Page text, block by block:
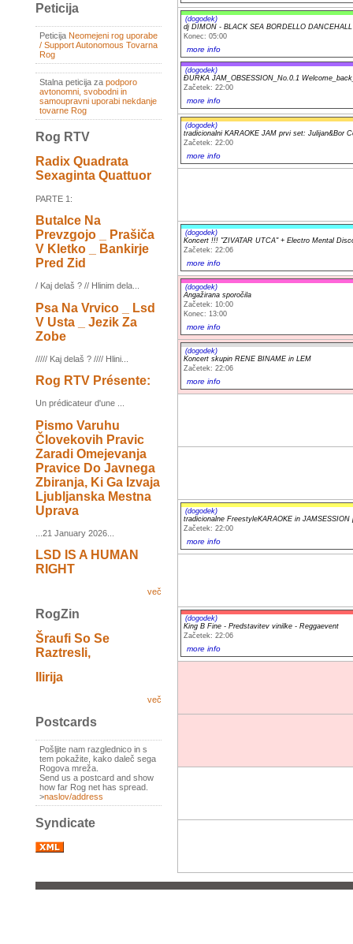
Peticija
Peticija Neomejeni rog uporabe
/ Support Autonomous Tovarna
Rog
Stalna peticija za podporo
avtonomni, svobodni in
samoupravni uporabi nekdanje
tovarne Rog
Rog RTV
Radix Quadrata
Sexaginta Quattuor
PARTE 1:
Butalce Na
Prevzgojo _ Prašiča
V Kletko _ Bankirje
Pred Zid
/ Kaj delaš ? // Hlinim dela...
Psa Na Vrvico _ Lsd
V Usta _ Jezik Za
Zobe
///// Kaj delaš ? //// Hlini...
Rog RTV Présente:
Un prédicateur d'une ...
Pismo Varuhu
Človekovih Pravic
Zaradi Omejevanja
Pravice Do Javnega
Zbiranja, Ki Ga Izvaja
Ljubljanska Mestna
Uprava
...21 January 2026...
LSD IS A HUMAN
RIGHT
več
RogZin
Šraufi So Se
Raztresli,
Ilirija
več
Postcards
Pošljite nam razglednico in s
tem pokažite, kako daleč sega
Rogova mreža.
Send us a postcard and show
how far Rog net has spread.
>naslov/address
Syndicate
(dogodek)
dj DIMON - BLACK SEA BORDELLO DANCEHALL
Konec: 05:00
more info
(dogodek)
ĐURKA JAM_OBSESSION_No.0.1
Začetek: 22:00
more info
(dogodek)
tradicionalni KARAOKE JAM prvi set: Julijan&Bor
Začetek: 22:00
more info
(dogodek)
Koncert !!! "ZIVATAR UTCA" + Electro Mental
Začetek: 22:06
more info
(dogodek)
Angažirana sporočila
Začetek: 10:00
Konec: 13:00
more info
(dogodek)
Koncert skupin RENE BINAME in LEM
Začetek: 22:06
more info
(dogodek)
tradicionalne FreestyleKARAOKE in
Začetek: 22:00
more info
(dogodek)
King B Fine - Predstavitev vinilke - Reggaevent
Začetek: 22:06
more info